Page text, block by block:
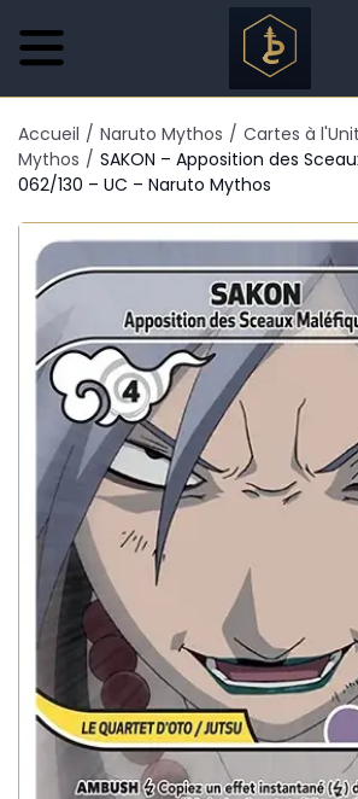
Accueil / Naruto Mythos / Cartes à
Mythos / SAKON – Apposition des
062/130 – UC – Naruto Mythos